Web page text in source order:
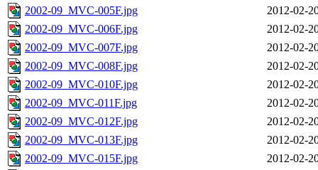
2002-09_MVC-005F.jpg
2012-02-
2002-09_MVC-006F.jpg
2012-02-
2002-09_MVC-007F.jpg
2012-02-
2002-09_MVC-008F.jpg
2012-02-
2002-09_MVC-010F.jpg
2012-02-
2002-09_MVC-011F.jpg
2012-02-
2002-09_MVC-012F.jpg
2012-02-
2002-09_MVC-013F.jpg
2012-02-
2002-09_MVC-015F.jpg
2012-02-